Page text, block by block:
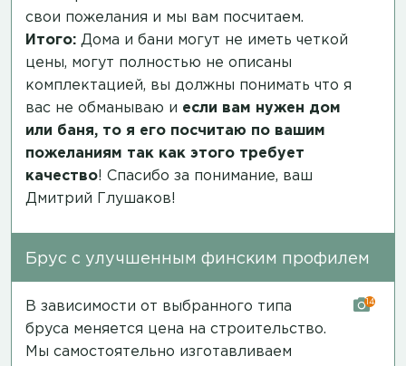
свои пожелания и мы вам посчитаем.
Итого: Дома и бани могут не иметь четкой
цены, могут полностью не описаны
комплектацией, вы должны понимать что я
вас не обманываю и если вам нужен дом
или баня, то я его посчитаю по вашим
пожеланиям так как этого требует
качество! Спасибо за понимание, ваш
Дмитрий Глушаков!
Брус с улучшенным финским профилем
В зависимости от выбранного типа
бруса меняется цена на строительство.
Мы самостоятельно изготавливаем
14